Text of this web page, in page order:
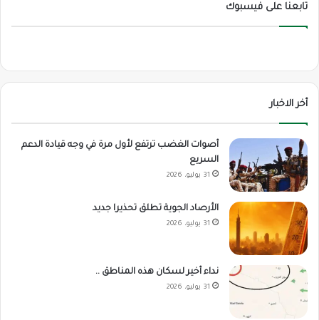
تابعنا على فيسبوك
أخر الاخبار
أصوات الغضب ترتفع لأول مرة في وجه قيادة الدعم
السريع
31 يوليو، 2026
الأرصاد الجوية تطلق تحذيرا جديد
31 يوليو، 2026
نداء أخير لسكان هذه المناطق ..
31 يوليو، 2026